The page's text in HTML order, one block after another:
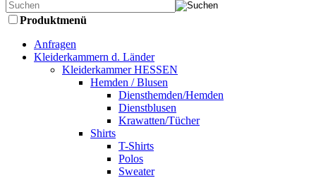
Produktmenü
Anfragen
Kleiderkammern d. Länder
Kleiderkammer HESSEN
Hemden / Blusen
Diensthemden/Hemden
Dienstblusen
Krawatten/Tücher
Shirts
T-Shirts
Polos
Sweater